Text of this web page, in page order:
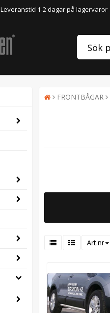
Leveranstid 1-2 dagar på lagervaror
FRONTBÅGAR
Art.nr